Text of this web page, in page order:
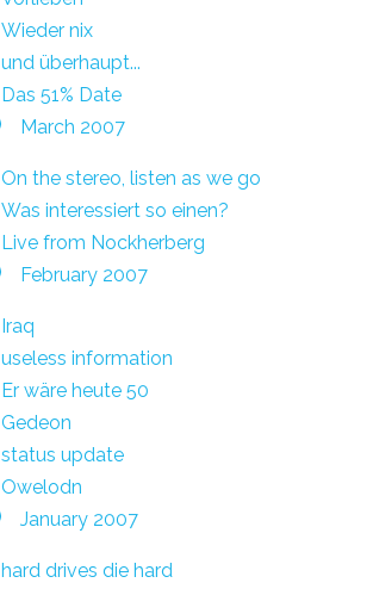
Wieder nix
und überhaupt...
Das 51% Date
March 2007
On the stereo, listen as we go
Was interessiert so einen?
Live from Nockherberg
February 2007
Iraq
useless information
Er wäre heute 50
Gedeon
status update
Owelodn
January 2007
hard drives die hard